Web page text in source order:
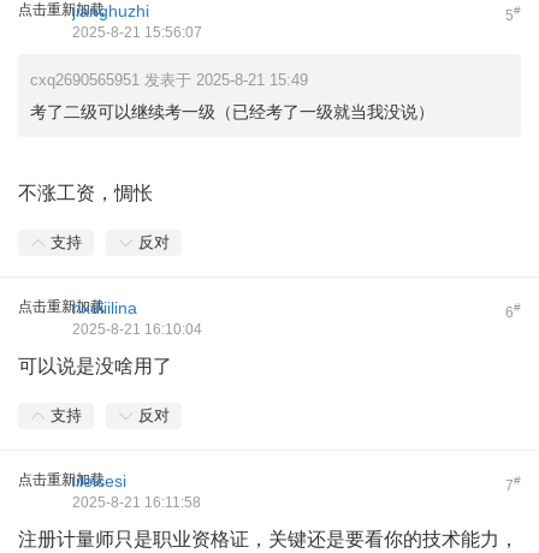
点击重新加载 5#
jianghuzhi
2025-8-21 15:56:07
cxq2690565951 发表于 2025-8-21 15:49
考了二级可以继续考一级（已经考了一级就当我没说）
不涨工资，惆怅
支持 反对
点击重新加载 6#
hxdiiilina
2025-8-21 16:10:04
可以说是没啥用了
支持 反对
点击重新加载 7#
lileicesi
2025-8-21 16:11:58
注册计量师只是职业资格证，关键还是要看你的技术能力，